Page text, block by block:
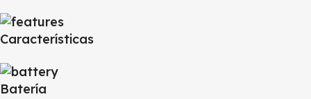
Características
Batería